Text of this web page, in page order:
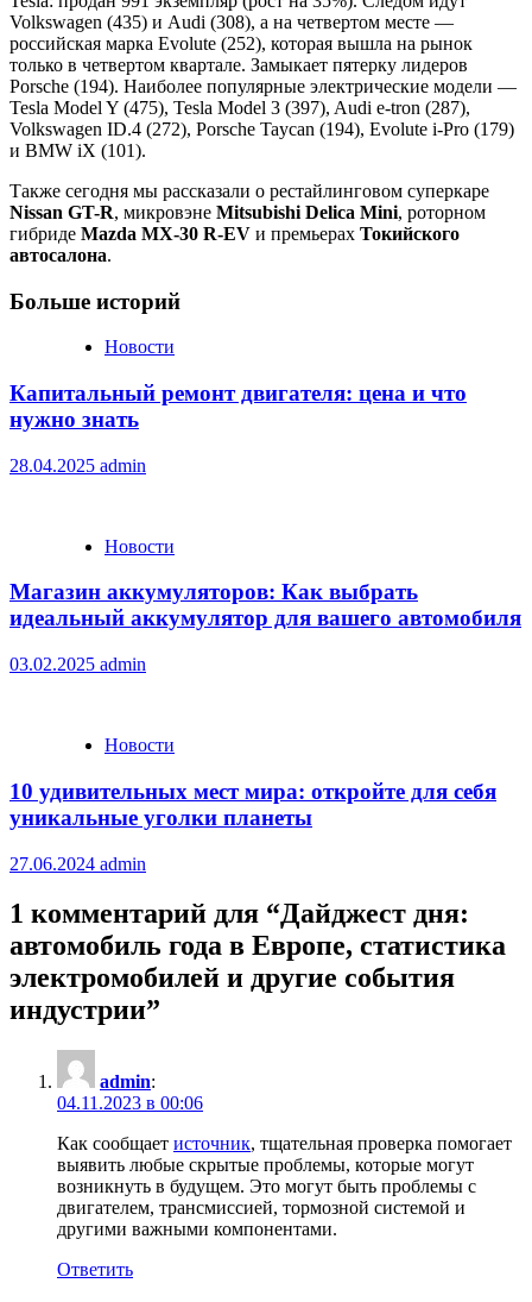
Volkswagen (435) и Audi (308), а на четвертом месте —
российская марка Evolute (252), которая вышла на рынок
только в четвертом квартале. Замыкает пятерку лидеров
Porsche (194). Наиболее популярные электрические модели —
Tesla Model Y (475), Tesla Model 3 (397), Audi e-tron (287),
Volkswagen ID.4 (272), Porsche Taycan (194), Evolute i-Pro (179)
и BMW iX (101).
Также сегодня мы рассказали о рестайлинговом суперкаре
Nissan GT-R, микровэне Mitsubishi Delica Mini, роторном
гибриде Mazda MX-30 R-EV и премьерах Токийского
автосалона.
Больше историй
Новости
Капитальный ремонт двигателя: цена и что
нужно знать
28.04.2025 admin
Новости
Магазин аккумуляторов: Как выбрать
идеальный аккумулятор для вашего автомобиля
03.02.2025 admin
Новости
10 удивительных мест мира: откройте для себя
уникальные уголки планеты
27.06.2024 admin
1 комментарий для “Дайджест дня:
автомобиль года в Европе, статистика
электромобилей и другие события
индустрии”
admin:
04.11.2023 в 00:06
Как сообщает источник, тщательная проверка помогает
выявить любые скрытые проблемы, которые могут
возникнуть в будущем. Это могут быть проблемы с
двигателем, трансмиссией, тормозной системой и
другими важными компонентами.
Ответить